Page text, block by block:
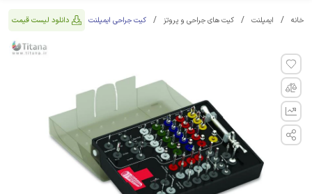
خانه ایمپلنت کیت های جراحی و پروتز کیت جراحی ایمپلنت دانلود لیست قیمت